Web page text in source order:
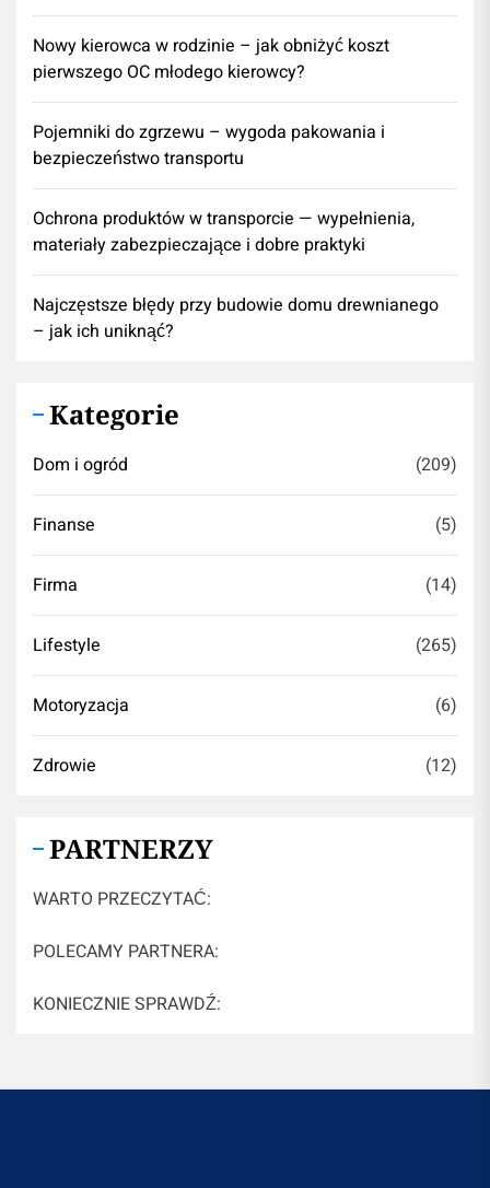
Nowy kierowca w rodzinie – jak obniżyć koszt
pierwszego OC młodego kierowcy?
Pojemniki do zgrzewu – wygoda pakowania i
bezpieczeństwo transportu
Ochrona produktów w transporcie — wypełnienia,
materiały zabezpieczające i dobre praktyki
Najczęstsze błędy przy budowie domu drewnianego
– jak ich uniknąć?
Kategorie
Dom i ogród (209)
Finanse (5)
Firma (14)
Lifestyle (265)
Motoryzacja (6)
Zdrowie (12)
PARTNERZY
WARTO PRZECZYTAĆ:
POLECAMY PARTNERA:
KONIECZNIE SPRAWDŹ: